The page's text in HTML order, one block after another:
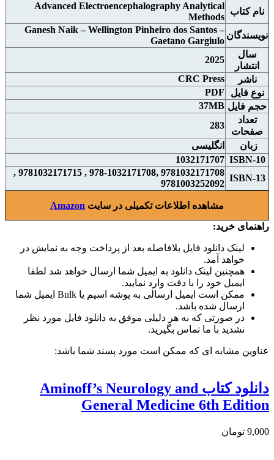
نام کتاب
Advanced Electroencephalography Analytical
Methods
نويسندگان
Ganesh Naik – Wellington Pinheiro dos Santos –
Gaetano Gargiulo
سال
انتشار
2025
ناشر
CRC Press
نوع فايل
PDF
حجم فايل 37MB
تعداد
صفحات
283
زبان
انگلیسی
ISBN-10
1032171707
ISBN-13
9781032171708 ,978-1032171708 , 9781032171715 ,
9781003252092
مشاهده اطلاعات تکمیلی در سایت Amazon
راهنمای خرید:
لینک دانلود فایل بلافاصله بعد از پرداخت وجه به نمایش در
خواهد آمد.
همچنین لینک دانلود به ایمیل شما ارسال خواهد شد لطفا
ایمیل خود را با دقت وارد نمایید.
ممکن است ایمیل ارسالی به پوشه اسپم یا Bulk ایمیل شما
ارسال شده باشد.
در صورتی که به هر دلیلی موفق به دانلود فایل مورد نظر
نشدید با ما تماس بگیرید.
عناوین مشابه ای که ممکن است مورد پسند شما باشد:
دانلود کتاب Aminoff’s Neurology and
General Medicine 6th Edition
9,000 تومان